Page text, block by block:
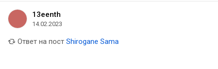
13eenth
14.02.2023
Ответ на пост Shirogane Sama